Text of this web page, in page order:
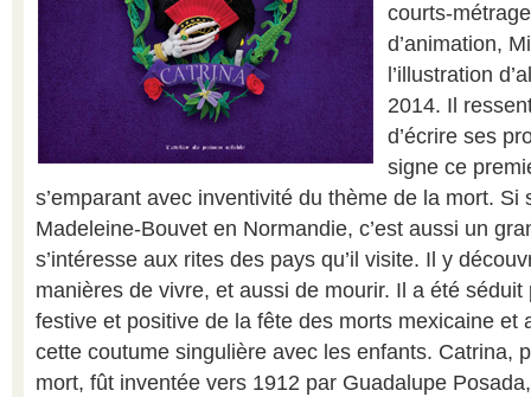
courts-
d’animation,
l’illustration
2014. Il
d’écrire ses
signe ce
s’emparant avec inventivité du thème de la mort. Si
Madeleine-Bouvet en Normandie, c’est aussi un
s’intéresse aux rites des pays qu’il visite. Il y
manières de vivre, et aussi de mourir. Il a été séduit
festive et positive de la fête des morts mexicaine et
cette coutume singulière avec les enfants. Catrina,
mort, fût inventée vers 1912 par Guadalupe